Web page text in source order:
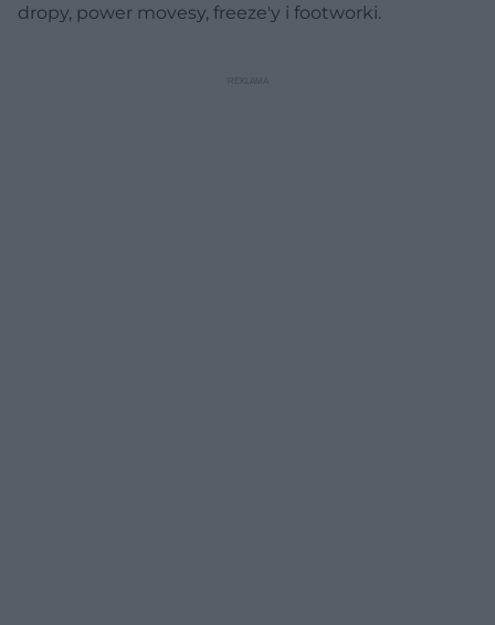
dropy, power movesy, freeze'y i footworki.